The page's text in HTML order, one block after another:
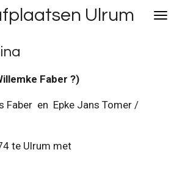
Ulrum
Faber ?)
en Epke Jans Tomer /
te Ulrum met